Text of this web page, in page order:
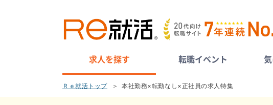
求人を探す 転職イベント
Ｒｅ就活トップ 本社勤務×転勤なし×正社員の求人特集